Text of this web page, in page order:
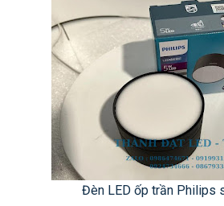
Đèn LED ốp trần Philips